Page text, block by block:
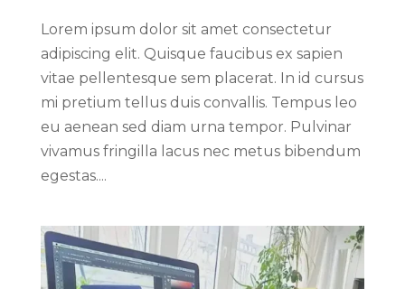
Lorem ipsum dolor sit amet consectetur
adipiscing elit. Quisque faucibus ex sapien
vitae pellentesque sem placerat. In id cursus
mi pretium tellus duis convallis. Tempus leo
eu aenean sed diam urna tempor. Pulvinar
vivamus fringilla lacus nec metus bibendum
egestas....